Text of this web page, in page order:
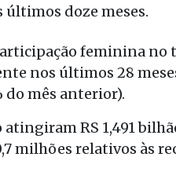
últimos doze meses.
feminina no
nos últimos 28
do mês anterior).
RS 1,491
milhões relativos às